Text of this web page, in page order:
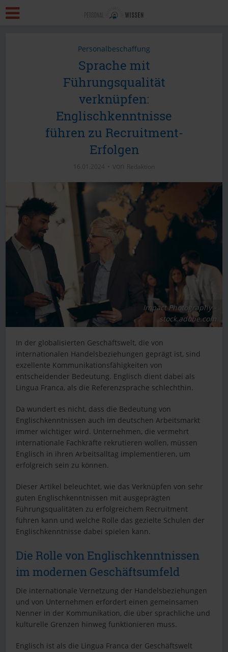
Personalbeschaffung
Sprache mit
Führungsqualität
verknüpfen:
Englischkenntnisse
führen zu Recruitment-
Erfolgen
16.01.2024 von Redaktion
Impact Photography -
stock.adobe.com
In der globalisierten Geschäftswelt, die von
internationalen Handelsbeziehungen geprägt ist, sind
exzellente Kommunikationsfähigkeiten von
entscheidender Bedeutung. Englisch dient dabei als
Lingua Franca, als die Referenzsprache schlechthin.
Da wundert es nicht, dass die Bedeutung von
Englischkenntnissen auch im deutschen Arbeitsmarkt
immer wichtiger wird. Unternehmen, die vermehrt
internationale Fachkräfte rekrutieren wollen, müssen
Englisch in ihren Arbeitsalltag implementieren, um
erfolgreich sein zu können.
Dieser Artikel beleuchtet, wie das Verknüpfen von sehr
guten Englischkenntnissen mit ausgeprägten
Führungsqualitäten zu erfolgreichem Recruitment
führen kann und welche Rolle das gezielte Schulen der
Englischkenntnisse dabei spielen kann.
Die Rolle von Englischkenntnissen
im modernen Geschäftsumfeld
Die internationale Vernetzung der Handelsbeziehungen
und von Unternehmen erfordert einen gemeinsamen
Nenner in der Kommunikation, die über sprachliche und
kulturelle Grenzen hinweg funktionieren muss.
Englisch ist als die Lingua Franca der Geschäftswelt